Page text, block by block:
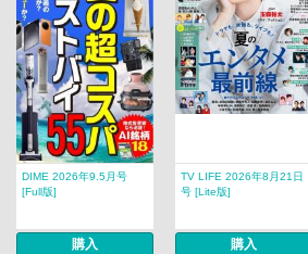
DIME 2026年9.5月号
[Full版]
購入
TV LIFE 2026年8月21日
号 [Lite版]
購入